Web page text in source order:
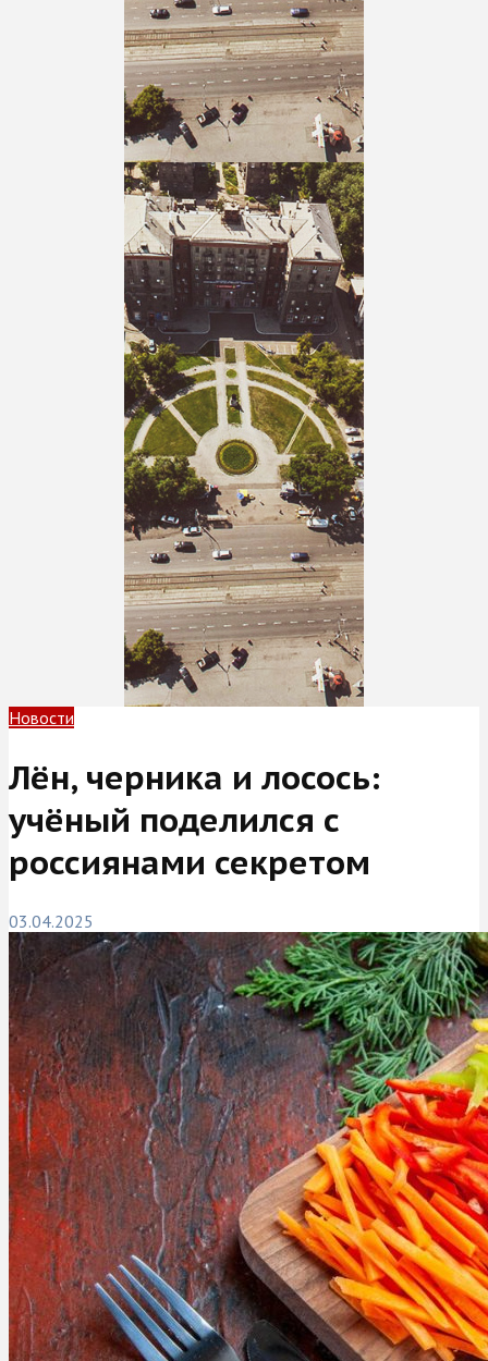
Новости
Лён, черника и лосось:
учёный поделился с
россиянами секретом
03.04.2025